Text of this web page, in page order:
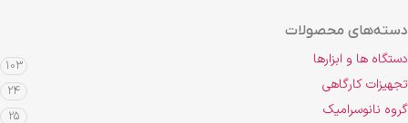
دسته‌های محصولات
دستگاه ها و ابزارها 103
تجهیزات کارگاهی 24
گروه نانوسرامیک 25